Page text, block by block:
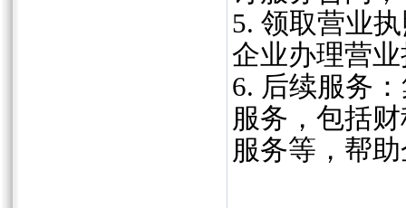
5. 领取营业
企业办理营
6. 后续服务
服务，包括
服务等，帮